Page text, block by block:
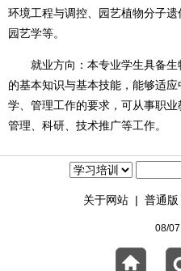
环境工程与调控、园艺植物分子
园艺学等。
就业方向：本专业学生具备生
的基本知识与基本技能，能够适
学、管理工作的要求，可从事职
管理、科研、技术推广等工作。
关于网站 | 普通版
08/07